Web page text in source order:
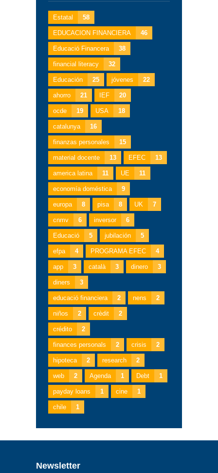
Estatal 58
EDUCACION FINANCIERA 46
Educació Financera 38
financial literacy 32
Educación 25 jóvenes 22
ahorro 21 IEF 20
ocde 19 USA 18
catalunya 16
finanzas personales 15
material docente 13 EFEC 13
america latina 11 UE 11
economía doméstica 9
europa 8 pisa 8 UK 7
cnmv 6 inversor 6
Educació 5 jubilación 5
efpa 4 PROGRAMA EFEC 4
app 3 català 3 dinero 3
diners 3
educació financiera 2 nens 2
niños 2 crèdit 2
crédito 2
finances personals 2 crisis 2
hipoteca 2 research 2
web 2 Agenda 1 Debt 1
payday loans 1 cine 1
chile 1
Newsletter